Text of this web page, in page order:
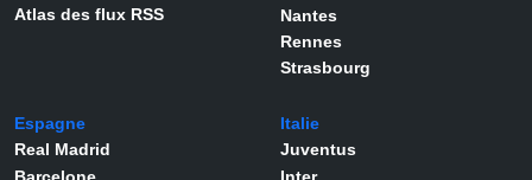
Atlas des flux RSS
Nantes
Rennes
Strasbourg
Espagne
Real Madrid
Barcelone
Italie
Juventus
Inter